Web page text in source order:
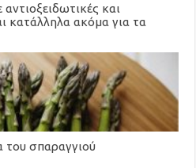
και
κατάλληλα ακόμα για τα
του σπαραγγιού